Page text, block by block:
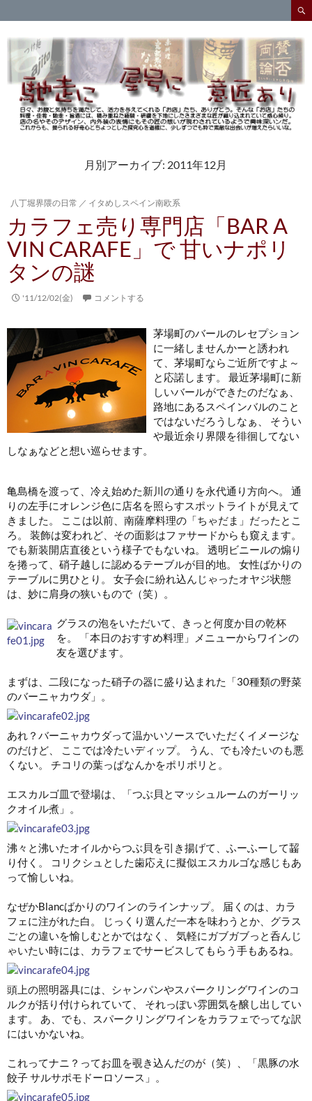
索
ン
テ
ン
ツ
月別アーカイブ: 2011年12月
八丁堀界隈の日常 ／ イタめしスペイン南欧系
カラフェ売り専門店「BAR A
VIN CARAFE」で 甘いナポリ
タンの謎
'11/12/02(金) コメントする
茅場町のバールのレセプション
に一緒しませんかーと誘われ
て、茅場町ならご近所ですよ～
と応諾します。 最近茅場町に新
しいバールができたのだなぁ、
路地にあるスペインバルのこと
ではないだろうしなぁ、 そうい
や最近余り界隈を徘徊してない
しなぁなどと想い巡らせます。
亀島橋を渡って、冷え始めた新川の通りを永代通り方向へ。 通
りの左手にオレンジ色に店名を照らすスポットライトが見えて
きました。 ここは以前、南薩摩料理の「ちゃだま」だったとこ
ろ。 装飾は変われど、その面影はファサードからも窺えます。
でも新装開店直後という様子でもないね。 透明ビニールの煽り
を捲って、硝子越しに認めるテーブルが目的地。 女性ばかりの
テーブルに男ひとり。 女子会に紛れ込んじゃったオヤジ状態
は、妙に肩身の狭いもので（笑）。
グラスの泡をいただいて、きっと何度か目の乾杯
を。 「本日のおすすめ料理」メニューからワインの
友を選びます。
まずは、二段になった硝子の器に盛り込まれた「30種類の野菜
のバーニャカウダ」。
あれ？バーニャカウダって温かいソースでいただくイメージな
のだけど、 ここでは冷たいディップ。 うん、でも冷たいのも悪
くない。 チコリの葉っぱなんかをポリポリと。
エスカルゴ皿で登場は、「つぶ貝とマッシュルームのガーリッ
クオイル煮」。
沸々と沸いたオイルからつぶ貝を引き揚げて、ふーふーして齧
り付く。 コリクシュとした歯応えに擬似エスカルゴな感じもあ
って愉しいね。
なぜかBlancばかりのワインのラインナップ。 届くのは、カラ
フェに注がれた白。 じっくり選んだ一本を味わうとか、グラス
ごとの違いを愉しむとかではなく、 気軽にガブガブっと呑んじ
ゃいたい時には、カラフェでサービスしてもらう手もあるね。
頭上の照明器具には、シャンパンやスパークリングワインのコ
ルクが括り付けられていて、 それっぽい雰囲気を醸し出してい
ます。 あ、でも、スパークリングワインをカラフェでってな訳
にはいかないね。
これってナニ？ってお皿を覗き込んだのが（笑）、「黒豚の水
餃子 サルサポモドーロソース」。